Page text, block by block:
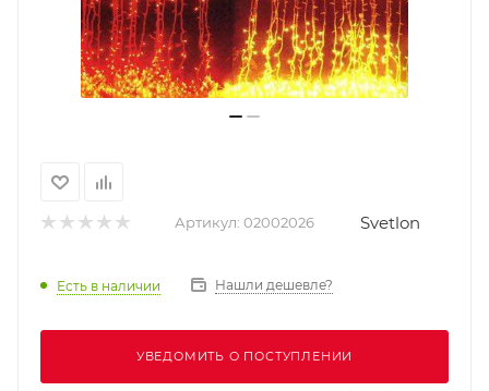
Артикул: 02002026 Svetlon
Есть в наличии Нашли дешевле?
УВЕДОМИТЬ О ПОСТУПЛЕНИИ